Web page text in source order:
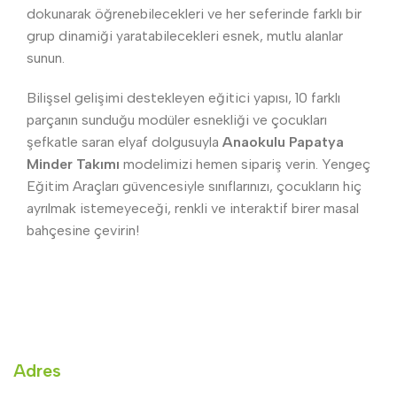
dokunarak öğrenebilecekleri ve her seferinde farklı bir
grup dinamiği yaratabilecekleri esnek, mutlu alanlar
sunun.
Bilişsel gelişimi destekleyen eğitici yapısı, 10 farklı
parçanın sunduğu modüler esnekliği ve çocukları
şefkatle saran elyaf dolgusuyla Anaokulu Papatya
Minder Takımı modelimizi hemen sipariş verin. Yengeç
Eğitim Araçları güvencesiyle sınıflarınızı, çocukların hiç
ayrılmak istemeyeceği, renkli ve interaktif birer masal
bahçesine çevirin!
Adres